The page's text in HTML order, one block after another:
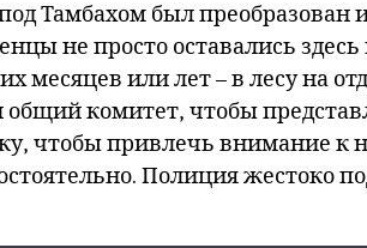
под Тамбахом был
не просто оставались
месяцев или лет – в лесу на
общий комитет, чтобы
чтобы привлечь внимание к
Полиция жестоко